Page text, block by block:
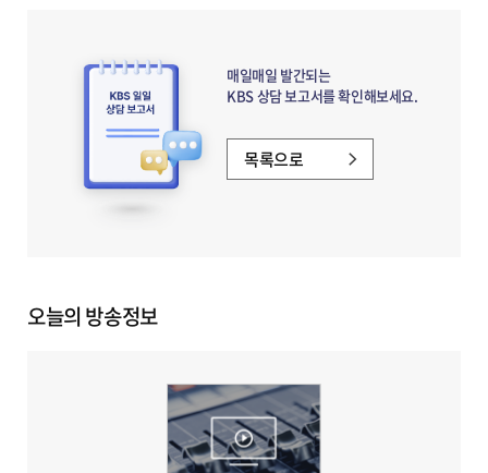
KBS
보고서
매일매일 발간되는
KBS 상담 보고서를 확인해보세요.
목록으로
오늘의 방송정보